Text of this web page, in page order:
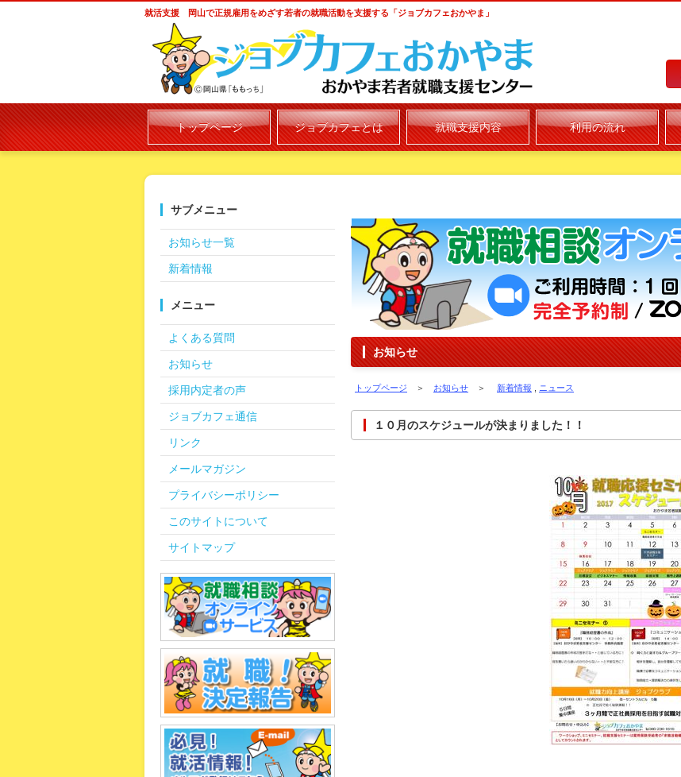
就活支援 岡山で正規雇用をめざす若者の就職活動を支援する「ジョブカフェおかやま」
トップページ ジョブカフェとは 就職支援内容 利用の流れ
お知らせ
トップページ ＞ お知らせ ＞ 新着情報 ニュース
１０月のスケジュールが決まりました！！
サブメニュー
お知らせ一覧
新着情報
メニュー
よくある質問
お知らせ
採用内定者の声
ジョブカフェ通信
リンク
メールマガジン
プライバシーポリシー
このサイトについて
サイトマップ